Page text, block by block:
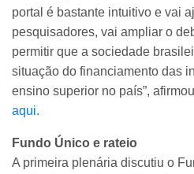
portal é bastante intuitivo e vai
pesquisadores, vai ampliar o
permitir que a sociedade
situação do financiamento das
ensino superior no país”,
aqui.
Fundo Único e rateio
A primeira plenária discutiu o